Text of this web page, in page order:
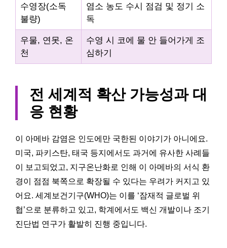
수영장(소독
불량)
염소 농도 수시 점검 및 정기 소
독
우물, 연못, 온
천
수영 시 코에 물 안 들어가게 조
심하기
전 세계적 확산 가능성과 대
응 현황
이 아메바 감염은 인도에만 국한된 이야기가 아니에요.
미국, 파키스탄, 태국 등지에서도 과거에 유사한 사례들
이 보고되었고, 지구온난화로 인해 이 아메바의 서식 환
경이 점점 북쪽으로 확장될 수 있다는 우려가 커지고 있
어요. 세계보건기구(WHO)는 이를 ‘잠재적 글로벌 위
협’으로 분류하고 있고, 학계에서도 백신 개발이나 조기
진단법 연구가 활발히 진행 중입니다.